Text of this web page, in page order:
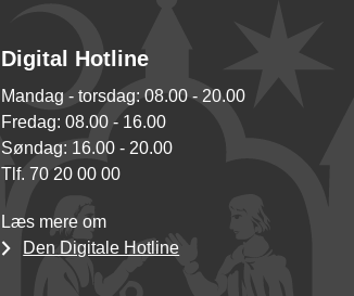
Digital Hotline
Mandag - torsdag: 08.00 - 20.00
Fredag: 08.00 - 16.00
Søndag: 16.00 - 20.00
Tlf. 70 20 00 00
Læs mere om
Den Digitale Hotline